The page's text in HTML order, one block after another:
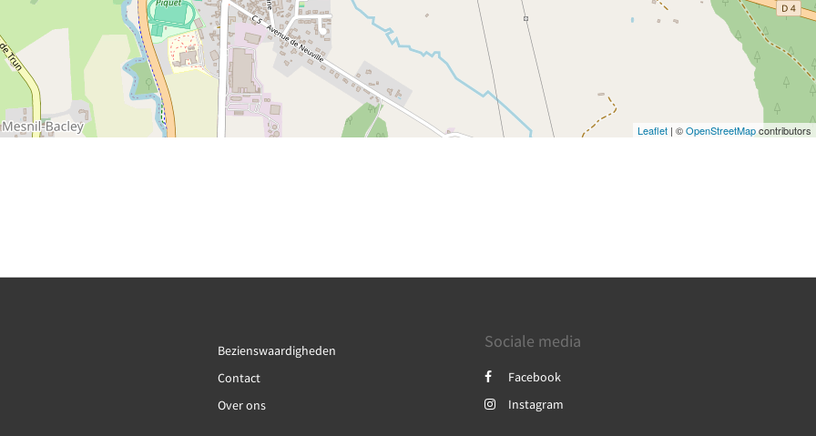
Leaflet | ©OpenStreetMapcontributors
Bezienswaardigheden
Contact
Over ons
Sociale media
Facebook
Instagram